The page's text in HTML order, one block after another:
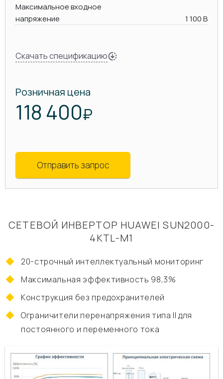
Максимальное входное
напряжение
1 100 В
Скачать спецификацию
Розничная цена
118 400₽
Отправить запрос
СЕТЕВОЙ ИНВЕРТОР HUAWEI SUN2000-
4KTL-M1
20-строчный интеллектуальный мониторинг
Максимальная эффективность 98,3%
Конструкция без предохранителей
Ограничители перенапряжения типа II для
постоянного и переменного тока